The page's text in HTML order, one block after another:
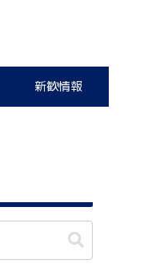
新歓情報